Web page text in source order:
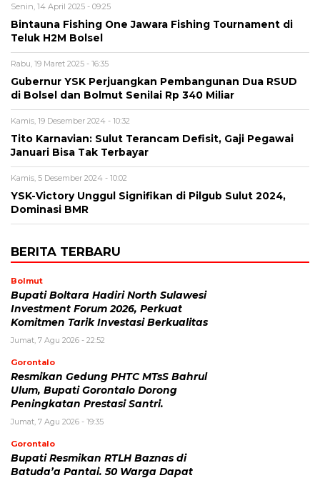
Senin, 14 April 2025 - 09:25
Bintauna Fishing One Jawara Fishing Tournament di
Teluk H2M Bolsel
Rabu, 19 Maret 2025 - 16:35
Gubernur YSK Perjuangkan Pembangunan Dua RSUD
di Bolsel dan Bolmut Senilai Rp 340 Miliar
Kamis, 19 Desember 2024 - 10:32
Tito Karnavian: Sulut Terancam Defisit, Gaji Pegawai
Januari Bisa Tak Terbayar
Kamis, 5 Desember 2024 - 10:02
YSK-Victory Unggul Signifikan di Pilgub Sulut 2024,
Dominasi BMR
BERITA TERBARU
Bolmut
Bupati Boltara Hadiri North Sulawesi
Investment Forum 2026, Perkuat
Komitmen Tarik Investasi Berkualitas
Jumat, 7 Agu 2026 - 22:52
Gorontalo
Resmikan Gedung PHTC MTsS Bahrul
Ulum, Bupati Gorontalo Dorong
Peningkatan Prestasi Santri.
Jumat, 7 Agu 2026 - 19:35
Gorontalo
Bupati Resmikan RTLH Baznas di
Batuda’a Pantai. 50 Warga Dapat